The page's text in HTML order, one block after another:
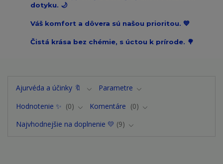
dotyku. 🌙
Váš komfort a dôvera sú našou prioritou. 💙
Čistá krása bez chémie, s úctou k prírode. 🌳
Ajurvéda a účinky 🔖
Parametre
Hodnotenie ✨
0 Komentáre
0
Najvhodnejšie na doplnenie 💛 9